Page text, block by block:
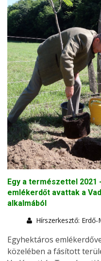
Egy a természettel 2021
emlékerdőt avattak a
alkalmából
Hírszerkesztő: Erdő-
Egyhektáros
közelében a fásított